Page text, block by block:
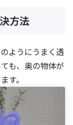
方法
ようにうまく透
も、奥の物体が
す。